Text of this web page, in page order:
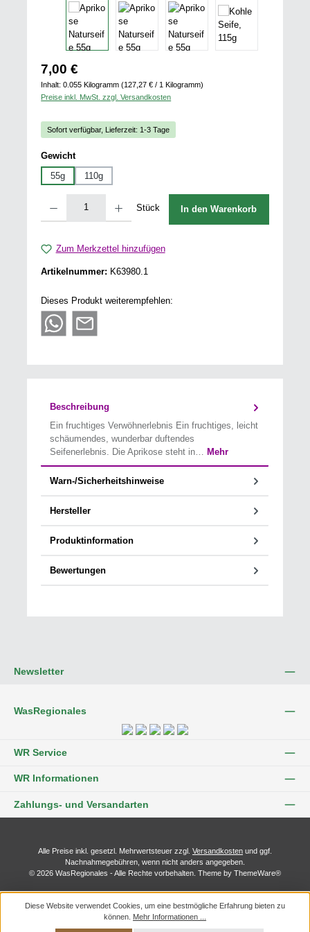
Regulärer Preis:
7,00 €
Inhalt:0.055 Kilogramm(127,27 € / 1 Kilogramm)
Preise inkl. MwSt. zzgl. Versandkosten
Sofort verfügbar, Lieferzeit: 1-3 Tage
Gewichtauswählen
55g
110g
Stück In den Warenkorb
Zum Merkzettel hinzufügen
Artikelnummer: K63980.1
Dieses Produkt weiterempfehlen:
Beschreibung
Ein fruchtiges Verwöhnerlebnis Ein fruchtiges, leicht
schäumendes, wunderbar duftendes
Seifenerlebnis. Die Aprikose steht in…
Mehr
Warn-/Sicherheitshinweise
Hersteller
Produktinformation
Bewertungen
Newsletter
WasRegionales
WR Service
WR Informationen
Zahlungs- und Versandarten
Alle Preise inkl. gesetzl. Mehrwertsteuer zzgl. Versandkosten und ggf.
Nachnahmegebühren, wenn nicht anders angegeben.
© 2026 WasRegionales - Alle Rechte vorbehalten. Theme by ThemeWare®
Diese Website verwendet Cookies, um eine bestmögliche Erfahrung bieten zu
können. Mehr Informationen ...